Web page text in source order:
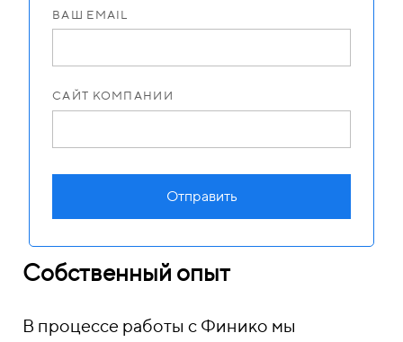
ВАШ EMAIL
САЙТ КОМПАНИИ
Отправить
Собственный опыт
В процессе работы с Финико мы